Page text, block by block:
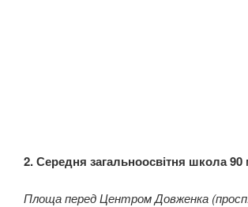
2. Середня загальноосвітня школа
Площа перед Центром Довженка